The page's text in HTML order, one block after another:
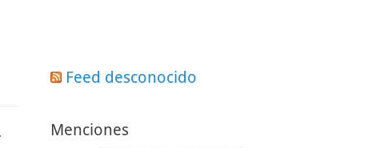
Feed desconocido
Menciones